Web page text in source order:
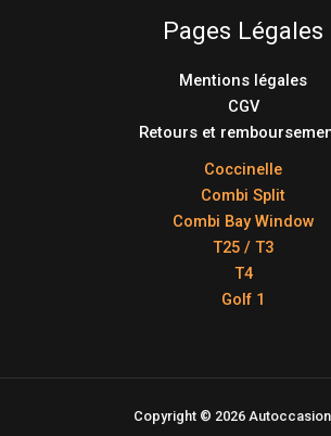
Pages Légales
Mentions légales
CGV
Retours et
Coccinelle
Combi Split
Combi Bay Window
T25 / T3
T4
Golf 1
Copyright © 2026